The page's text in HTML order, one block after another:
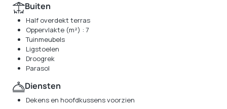
Buiten
Half overdekt terras
Oppervlakte (m²) : 7
Tuinmeubels
Ligstoelen
Droogrek
Parasol
Diensten
Dekens en hoofdkussens voorzien